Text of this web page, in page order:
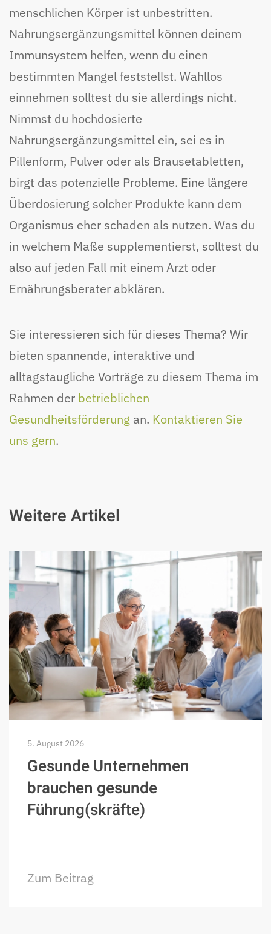
menschlichen Körper ist unbestritten.
Nahrungsergänzungsmittel können deinem
Immunsystem helfen, wenn du einen
bestimmten Mangel feststellst. Wahllos
einnehmen solltest du sie allerdings nicht.
Nimmst du hochdosierte
Nahrungsergänzungsmittel ein, sei es in
Pillenform, Pulver oder als Brausetabletten,
birgt das potenzielle Probleme. Eine längere
Überdosierung solcher Produkte kann dem
Organismus eher schaden als nutzen. Was du
in welchem Maße supplementierst, solltest du
also auf jeden Fall mit einem Arzt oder
Ernährungsberater abklären.
Sie interessieren sich für dieses Thema? Wir
bieten spannende, interaktive und
alltagstaugliche Vorträge zu diesem Thema im
Rahmen der betrieblichen
Gesundheitsförderung an. Kontaktieren Sie
uns gern.
Weitere Artikel
5. August 2026
Gesunde Unternehmen
brauchen gesunde
Führung(skräfte)
Zum Beitrag